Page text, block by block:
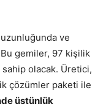
ve
gemiler, 97 kişilik
sahip olacak. Üretici,
çözümler paketi ile
üstünlük